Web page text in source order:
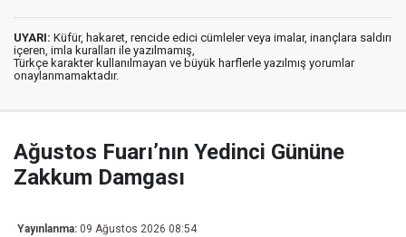
UYARI: Küfür, hakaret, rencide edici cümleler veya imalar, inançlara saldırı
içeren, imla kuralları ile yazılmamış,
Türkçe karakter kullanılmayan ve büyük harflerle yazılmış yorumlar
onaylanmamaktadır.
Ağustos Fuarı’nın Yedinci Gününe
Zakkum Damgası
Yayınlanma: 09 Ağustos 2026 08:54